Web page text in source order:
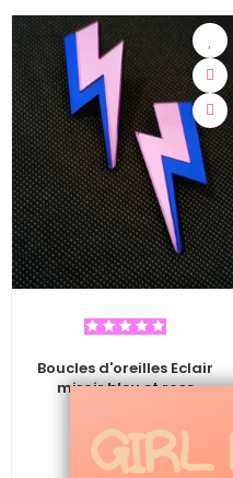
Boucles d'oreilles Eclair
miroir bleu et rose